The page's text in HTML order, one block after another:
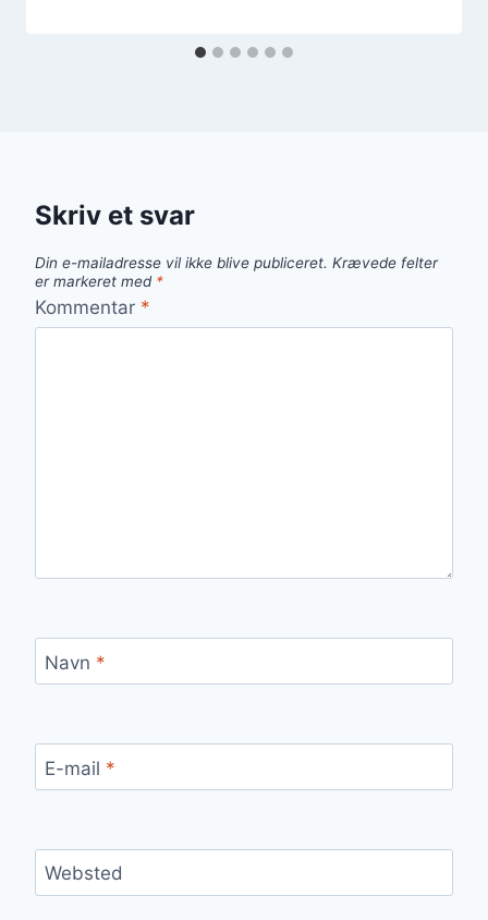
Skriv et svar
Din e-mailadresse vil ikke blive publiceret. Krævede felter
er markeret med *
Kommentar *
Navn *
E-mail *
Websted